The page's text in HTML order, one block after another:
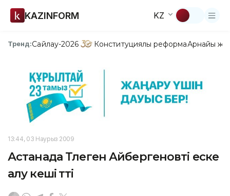
KAZINFORM KZ
Тренд:Сайлау-2026 Конституциялық реформаАрнайы
13:44, 03 Наурыз 2009
Астанада Төлеген Айбергеновті еске
алу кеші өтті